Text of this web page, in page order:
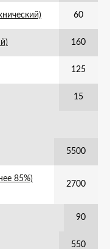
60
160
125
15
5500
85%)
2700
90
550